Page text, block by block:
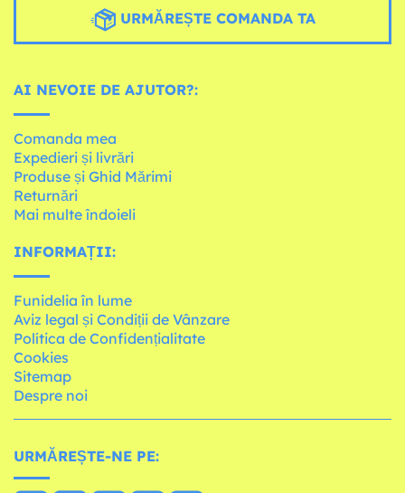
URMĂREȘTE COMANDA TA
AI NEVOIE DE AJUTOR?:
Comanda mea
Expedieri și livrări
Produse și Ghid Mărimi
Returnări
Mai multe îndoieli
INFORMAȚII:
Funidelia în lume
Aviz legal și Condiții de Vânzare
Política de Confidențialitate
Cookies
Sitemap
Despre noi
URMĂREȘTE-NE PE: